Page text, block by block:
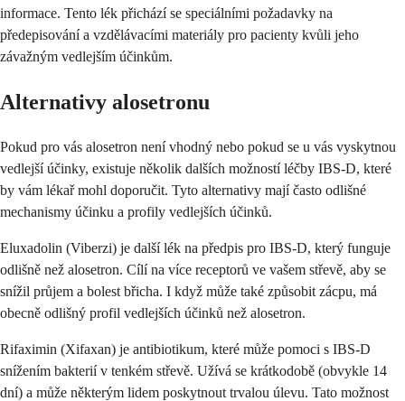
informace. Tento lék přichází se speciálními požadavky na
předepisování a vzdělávacími materiály pro pacienty kvůli jeho
závažným vedlejším účinkům.
Alternativy alosetronu
Pokud pro vás alosetron není vhodný nebo pokud se u vás vyskytnou
vedlejší účinky, existuje několik dalších možností léčby IBS-D, které
by vám lékař mohl doporučit. Tyto alternativy mají často odlišné
mechanismy účinku a profily vedlejších účinků.
Eluxadolin (Viberzi) je další lék na předpis pro IBS-D, který funguje
odlišně než alosetron. Cílí na více receptorů ve vašem střevě, aby se
snížil průjem a bolest břicha. I když může také způsobit zácpu, má
obecně odlišný profil vedlejších účinků než alosetron.
Rifaximin (Xifaxan) je antibiotikum, které může pomoci s IBS-D
snížením bakterií v tenkém střevě. Užívá se krátkodobě (obvykle 14
dní) a může některým lidem poskytnout trvalou úlevu. Tato možnost